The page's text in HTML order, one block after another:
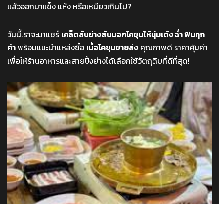
แล้วออกมาแข็ง แห้ง หรือเหนียวเกินไป?
วันนี้เราจะมาแชร์ เคล็ดลับย่างสันนอกโคขุนให้นุ่มเด้ง ฉ่ำ ฟินทุก
คำพร้อมแนะนำแหล่งซื้อ เนื้อโคขุนขายส่ง คุณภาพดี ราคาคุ้มค่า
เพื่อให้ร้านอาหารและสายปิ้งย่างได้เลือกใช้วัตถุดิบที่ดีที่สุด!